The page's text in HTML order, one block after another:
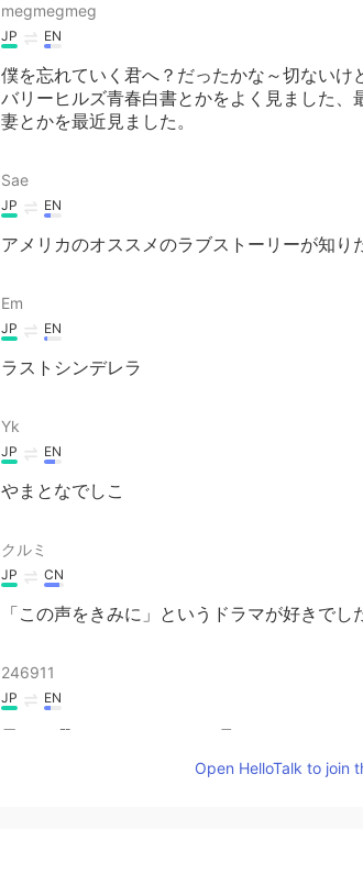
megmegmeg
JP EN
僕を忘れていく君へ？だったかな～切ない
バリーヒルズ青春白書とかをよく見ました
妻とかを最近見ました。
Sae
JP EN
アメリカのオススメのラブストーリーが知り
Em
JP EN
ラストシンデレラ
Yk
JP EN
やまとなでしこ
クルミ
JP CN
「この声をきみに」というドラマが好きでし
246911
JP EN
凪のお暇、おすすめです。 見たことあります
Open HelloTalk to join